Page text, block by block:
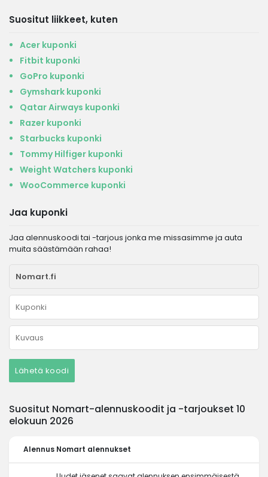
Suositut liikkeet, kuten
Acer kuponki
Fitbit kuponki
GoPro kuponki
Gymshark kuponki
Qatar Airways kuponki
Razer kuponki
Starbucks kuponki
Tommy Hilfiger kuponki
Weight Watchers kuponki
WooCommerce kuponki
Jaa kuponki
Jaa alennuskoodi tai -tarjous jonka me missasimme ja auta
muita säästämään rahaa!
Lähetä koodi
Suositut Nomart-alennuskoodit ja -tarjoukset 10
elokuun 2026
Alennus Nomart alennukset